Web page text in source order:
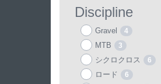
Discipline
Gravel 4
MTB 3
シクロクロス 6
ロード 6